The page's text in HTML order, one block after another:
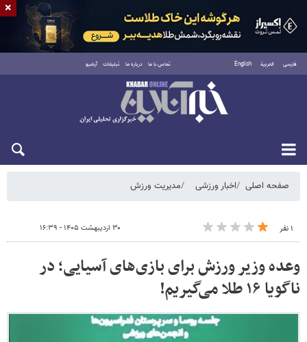
فارسی العربية English تماس با ما درباره ما تبلیغات آرشیو
یکشنبه ۱۸ مرداد ۱۴۰۵
صفحه اصلی اخبار ورزشی مدیریت ورزش
۱ نفر ۳۰ اردیبهشت ۱۴۰۵ - ۱۶:۳۹
وعده وزیر ورزش برای بازی‌های آسیایی؛ در
ناگویا ۱۶ طلا می‌گیریم!
×